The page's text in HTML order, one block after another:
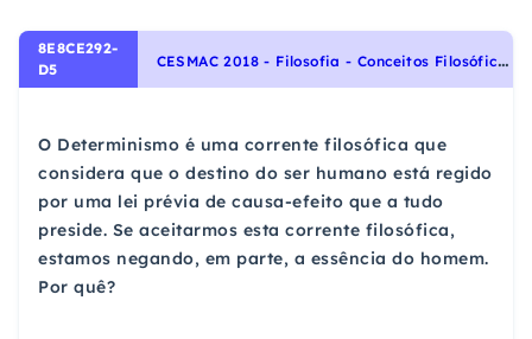
8E8CE292-
D5
C
ESMAC 2018 - Filosofia - Conceitos Filosóficos
O Determinismo é uma corrente filosófica que
considera que o destino do ser humano está regido
por uma lei prévia de causa-efeito que a tudo
preside. Se aceitarmos esta corrente filosófica,
estamos negando, em parte, a essência do homem.
Por quê?